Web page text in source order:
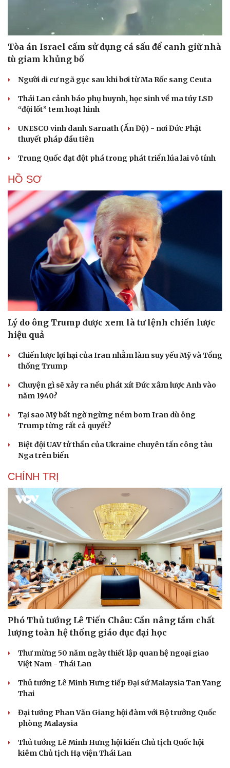
Tòa án Israel cấm sử dụng cá sấu để canh giữ nhà
tù giam khủng bố
Người di cư ngã gục sau khi bơi từ Ma Rốc sang Ceuta
Thái Lan cảnh báo phụ huynh, học sinh về ma túy LSD
“đội lốt” tem hoạt hình
UNESCO vinh danh Sarnath (Ấn Độ) - nơi Đức Phật
thuyết pháp đầu tiên
Trung Quốc đạt đột phá trong phát triển lúa lai vô tính
HỒ SƠ
Lý do ông Trump được xem là tư lệnh chiến lược
hiệu quả
Chiến lược lợi hại của Iran nhằm làm suy yếu Mỹ và Tổng
thống Trump
Chuyện gì sẽ xảy ra nếu phát xít Đức xâm lược Anh vào
năm 1940?
Tại sao Mỹ bất ngờ ngừng ném bom Iran dù ông
Trump từng rất cả quyết?
Biệt đội UAV tử thần của Ukraine chuyên tấn công tàu
Nga trên biển
CHÍNH TRỊ
Phó Thủ tướng Lê Tiến Châu: Cần nâng tầm chất
lượng toàn hệ thống giáo dục đại học
Thư mừng 50 năm ngày thiết lập quan hệ ngoại giao
Việt Nam - Thái Lan
Thủ tướng Lê Minh Hưng tiếp Đại sứ Malaysia Tan Yang
Thai
Đại tướng Phan Văn Giang hội đàm với Bộ trưởng Quốc
phòng Malaysia
Thủ tướng Lê Minh Hưng hội kiến Chủ tịch Quốc hội
kiêm Chủ tịch Hạ viện Thái Lan